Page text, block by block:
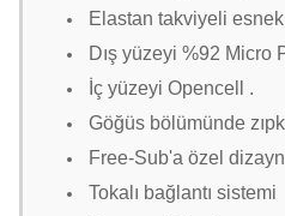
Elastan takviyeli
Dış yüzeyi %92 Micro
İç yüzeyi Opencell .
Göğüs bölümünde
Free-Sub'a özel
Tokalı bağlantı sistemi